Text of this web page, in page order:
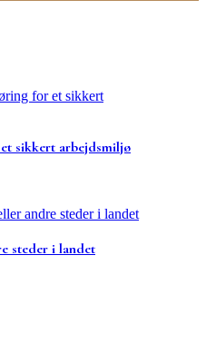
sikkert arbejdsmiljø
steder i landet